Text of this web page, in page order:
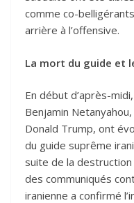
comme co-
arrière à l’offensive.
La mort du guide et
En début d’après-
Benjamin
Donald Trump, ont
du guide suprême
suite de la
des communiqués
iranienne a confirmé